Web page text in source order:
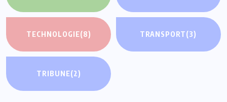
TECHNOLOGIE(8) TRANSPORT(3)
TRIBUNE(2)